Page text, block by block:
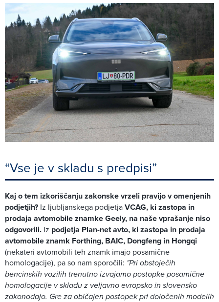
“Vse je v skladu s predpisi”
Kaj o tem izkoriščanju zakonske vrzeli pravijo v omenjenih
podjetjih? Iz ljubljanskega podjetjaVCAG, ki zastopa in
prodaja avtomobile znamke Geely, na naše vprašanje niso
odgovorili. Iz podjetja Plan-net avto, ki zastopa in prodaja
avtomobile znamk Forthing, BAIC, Dongfeng in Hongqi
(nekateri avtomobili teh znamk imajo posamične
homologacije), pa so nam sporočili: "Pri obstoječih
bencinskih vozilih trenutno izvajamo postopke posamične
homologacije v skladu z veljavno evropsko in slovensko
zakonodajo. Gre za običajen postopek pri določenih modelih